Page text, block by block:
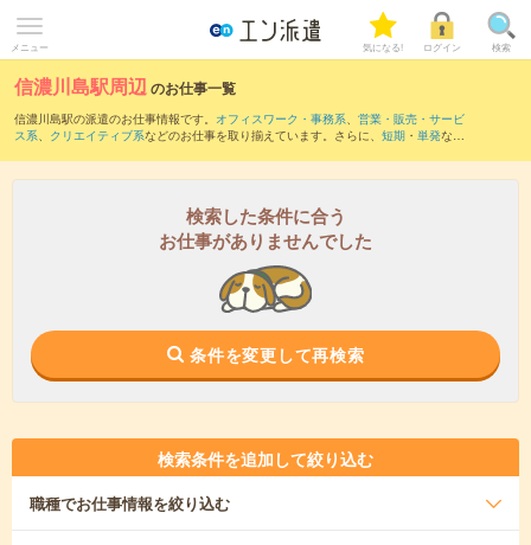
メニュー 気になる! ログイン 検索
信濃川島駅周辺のお仕事一覧
信濃川島駅の派遣のお仕事情報です。 オフィスワーク・事務系、 営業・販売・サービ
ス系、 クリエイティブ系などのお仕事を取り揃えています。さらに、 短期 ・ 単発など
また、岡谷駅・塩尻駅・日出塩駅・みどり湖駅・伊那松島駅など近隣駅のお仕事もご
検索した条件に合う
お仕事がありませんでした
条件を変更して再検索
検索条件を追加して絞り込む
職種でお仕事情報を絞り込む